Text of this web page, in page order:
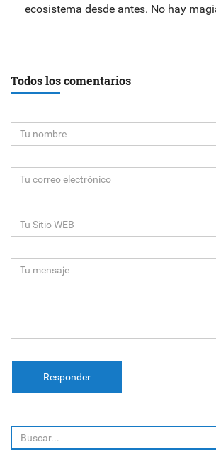
ecosistema desde antes. No hay
Todos los comentarios
Responder